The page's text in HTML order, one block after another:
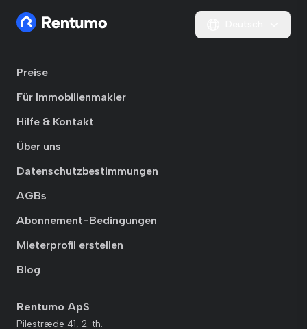
Preise
Für Immobilienmakler
Hilfe & Kontakt
Über uns
Datenschutzbestimmungen
AGBs
Abonnement-Bedingungen
Mieterprofil erstellen
Blog
Rentumo ApS
Pilestræde 41, 2. th.